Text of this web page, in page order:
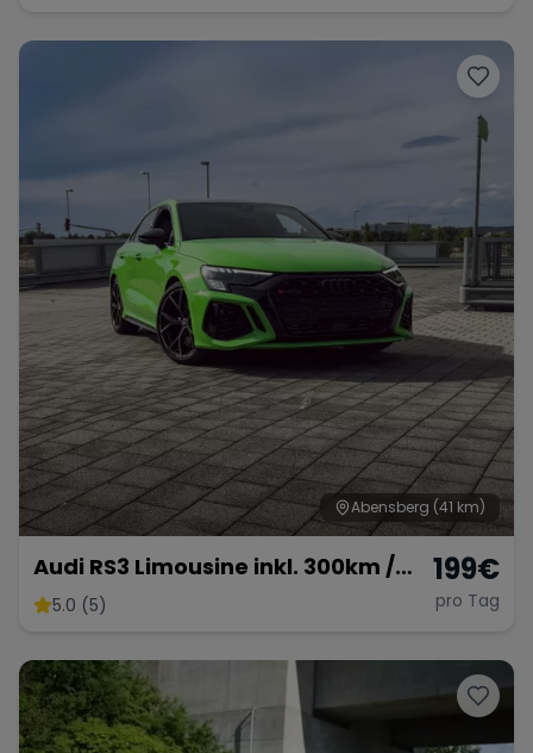
Abensberg (41 km)
Audi RS3 Limousine inkl. 300km /
km frei möglich
5.0 (5)
199€
pro Tag